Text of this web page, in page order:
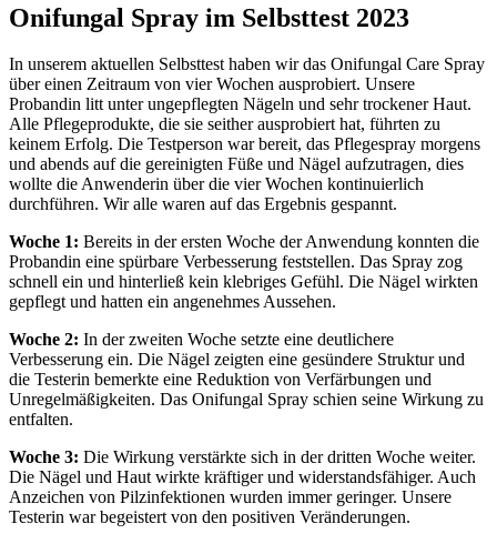
Onifungal Spray im Selbsttest 2023
In unserem aktuellen Selbsttest haben wir das Onifungal Care Spray
über einen Zeitraum von vier Wochen ausprobiert. Unsere
Probandin litt unter ungepflegten Nägeln und sehr trockener Haut.
Alle Pflegeprodukte, die sie seither ausprobiert hat, führten zu
keinem Erfolg. Die Testperson war bereit, das Pflegespray morgens
und abends auf die gereinigten Füße und Nägel aufzutragen, dies
wollte die Anwenderin über die vier Wochen kontinuierlich
durchführen. Wir alle waren auf das Ergebnis gespannt.
Woche 1: Bereits in der ersten Woche der Anwendung konnten die
Probandin eine spürbare Verbesserung feststellen. Das Spray zog
schnell ein und hinterließ kein klebriges Gefühl. Die Nägel wirkten
gepflegt und hatten ein angenehmes Aussehen.
Woche 2: In der zweiten Woche setzte eine deutlichere
Verbesserung ein. Die Nägel zeigten eine gesündere Struktur und
die Testerin bemerkte eine Reduktion von Verfärbungen und
Unregelmäßigkeiten. Das Onifungal Spray schien seine Wirkung zu
entfalten.
Woche 3: Die Wirkung verstärkte sich in der dritten Woche weiter.
Die Nägel und Haut wirkte kräftiger und widerstandsfähiger. Auch
Anzeichen von Pilzinfektionen wurden immer geringer. Unsere
Testerin war begeistert von den positiven Veränderungen.